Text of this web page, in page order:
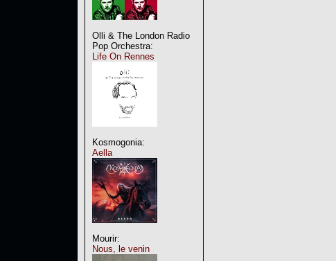
Olli & The London Radio
Pop Orchestra:
Life On Rennes
Kosmogonia:
Aella
Mourir:
Nous, le venin